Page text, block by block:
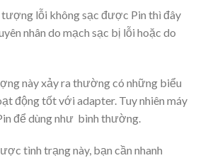
tượng lỗi không sạc được Pin thì đây
nhân do mạch sạc bị lỗi hoặc do
này xảy ra thường có những biểu
động tốt với adapter. Tuy nhiên máy
để dùng như bình thường.
tình trạng này, bạn cần nhanh